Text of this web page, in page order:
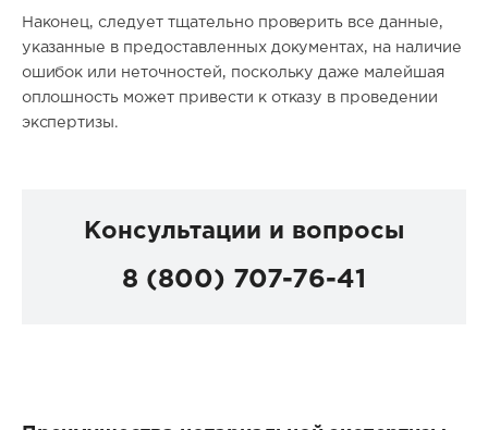
Наконец, следует тщательно проверить все данные,
указанные в предоставленных документах, на наличие
ошибок или неточностей, поскольку даже малейшая
оплошность может привести к отказу в проведении
экспертизы.
Консультации и вопросы
8 (800) 707-76-41